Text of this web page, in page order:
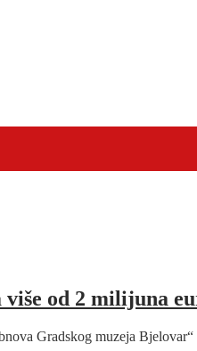
više od 2 milijuna
Gradskog muzeja